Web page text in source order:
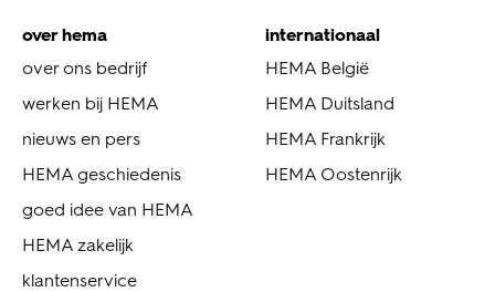
over hema
over ons bedrijf
werken bij HEMA
nieuws en pers
HEMA geschiedenis
goed idee van HEMA
HEMA zakelijk
klantenservice
internationaal
HEMA België
HEMA Duitsland
HEMA Frankrijk
HEMA Oostenrijk